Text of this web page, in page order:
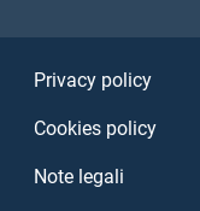
Privacy policy
Cookies policy
Note legali